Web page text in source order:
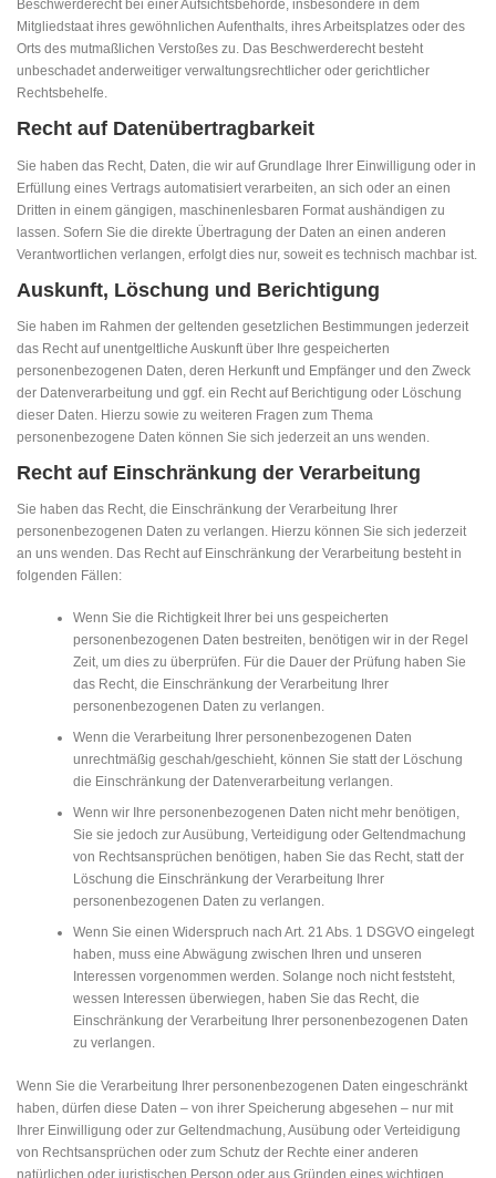
Beschwerderecht bei einer Aufsichtsbehörde, insbesondere in dem
Mitgliedstaat ihres gewöhnlichen Aufenthalts, ihres Arbeitsplatzes oder des
Orts des mutmaßlichen Verstoßes zu. Das Beschwerderecht besteht
unbeschadet anderweitiger verwaltungsrechtlicher oder gerichtlicher
Rechtsbehelfe.
Recht auf Daten­übertrag­barkeit
Sie haben das Recht, Daten, die wir auf Grundlage Ihrer Einwilligung oder in
Erfüllung eines Vertrags automatisiert verarbeiten, an sich oder an einen
Dritten in einem gängigen, maschinenlesbaren Format aushändigen zu
lassen. Sofern Sie die direkte Übertragung der Daten an einen anderen
Verantwortlichen verlangen, erfolgt dies nur, soweit es technisch machbar ist.
Auskunft, Löschung und Berichtigung
Sie haben im Rahmen der geltenden gesetzlichen Bestimmungen jederzeit
das Recht auf unentgeltliche Auskunft über Ihre gespeicherten
personenbezogenen Daten, deren Herkunft und Empfänger und den Zweck
der Datenverarbeitung und ggf. ein Recht auf Berichtigung oder Löschung
dieser Daten. Hierzu sowie zu weiteren Fragen zum Thema
personenbezogene Daten können Sie sich jederzeit an uns wenden.
Recht auf Einschränkung der Verarbeitung
Sie haben das Recht, die Einschränkung der Verarbeitung Ihrer
personenbezogenen Daten zu verlangen. Hierzu können Sie sich jederzeit
an uns wenden. Das Recht auf Einschränkung der Verarbeitung besteht in
folgenden Fällen:
Wenn Sie die Richtigkeit Ihrer bei uns gespeicherten
personenbezogenen Daten bestreiten, benötigen wir in der Regel
Zeit, um dies zu überprüfen. Für die Dauer der Prüfung haben Sie
das Recht, die Einschränkung der Verarbeitung Ihrer
personenbezogenen Daten zu verlangen.
Wenn die Verarbeitung Ihrer personenbezogenen Daten
unrechtmäßig geschah/geschieht, können Sie statt der Löschung
die Einschränkung der Datenverarbeitung verlangen.
Wenn wir Ihre personenbezogenen Daten nicht mehr benötigen,
Sie sie jedoch zur Ausübung, Verteidigung oder Geltendmachung
von Rechtsansprüchen benötigen, haben Sie das Recht, statt der
Löschung die Einschränkung der Verarbeitung Ihrer
personenbezogenen Daten zu verlangen.
Wenn Sie einen Widerspruch nach Art. 21 Abs. 1 DSGVO eingelegt
haben, muss eine Abwägung zwischen Ihren und unseren
Interessen vorgenommen werden. Solange noch nicht feststeht,
wessen Interessen überwiegen, haben Sie das Recht, die
Einschränkung der Verarbeitung Ihrer personenbezogenen Daten
zu verlangen.
Wenn Sie die Verarbeitung Ihrer personenbezogenen Daten eingeschränkt
haben, dürfen diese Daten – von ihrer Speicherung abgesehen – nur mit
Ihrer Einwilligung oder zur Geltendmachung, Ausübung oder Verteidigung
von Rechtsansprüchen oder zum Schutz der Rechte einer anderen
natürlichen oder juristischen Person oder aus Gründen eines wichtigen